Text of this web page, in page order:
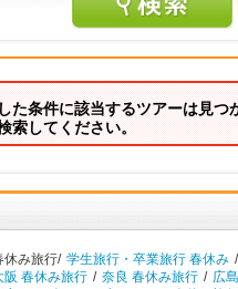
た条件に該当するツアーは見つ
索してください。
休み旅行/ 学生旅行・卒業旅行 春休み /
阪 春休み旅行 / 奈良 春休み旅行 / 広